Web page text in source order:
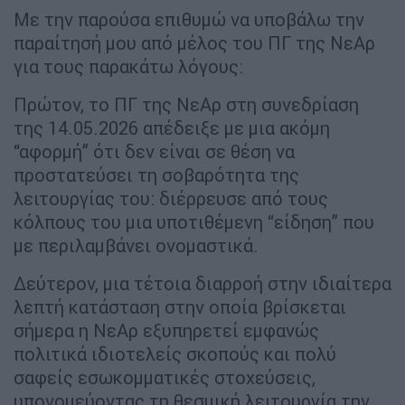
Με την παρούσα επιθυμώ να υποβάλω την
παραίτησή μου από μέλος του ΠΓ της ΝεΑρ
για τους παρακάτω λόγους:
Πρώτον, το ΠΓ της ΝεΑρ στη συνεδρίαση
της 14.05.2026 απέδειξε με μια ακόμη
“αφορμή” ότι δεν είναι σε θέση να
προστατεύσει τη σοβαρότητα της
λειτουργίας του: διέρρευσε από τους
κόλπους του μια υποτιθέμενη “είδηση” που
με περιλαμβάνει ονομαστικά.
Δεύτερον, μια τέτοια διαρροή στην ιδιαίτερα
λεπτή κατάσταση στην οποία βρίσκεται
σήμερα η ΝεΑρ εξυπηρετεί εμφανώς
πολιτικά ιδιοτελείς σκοπούς και πολύ
σαφείς εσωκομματικές στοχεύσεις,